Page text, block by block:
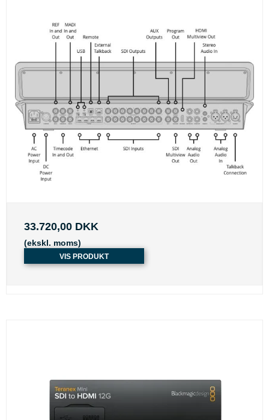
33.720,00 DKK
(ekskl. moms)
VIS PRODUKT